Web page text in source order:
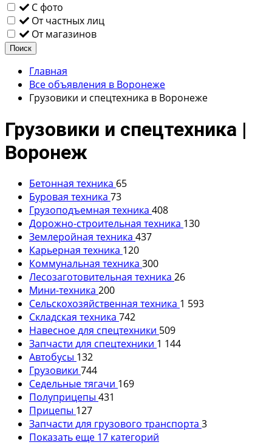
С фото
От частных лиц
От магазинов
Поиск
Главная
Все объявления в Воронеже
Грузовики и спецтехника в Воронеже
Грузовики и спецтехника |
Воронеж
Бетонная техника 65
Буровая техника 73
Грузоподъемная техника 408
Дорожно-строительная техника 130
Землеройная техника 437
Карьерная техника 120
Коммунальная техника 300
Лесозаготовительная техника 26
Мини-техника 200
Сельскохозяйственная техника 1 593
Складская техника 742
Навесное для спецтехники 509
Запчасти для спецтехники 1 144
Автобусы 132
Грузовики 744
Седельные тягачи 169
Полуприцепы 431
Прицепы 127
Запчасти для грузового транспорта 3
Показать еще 17 категорий